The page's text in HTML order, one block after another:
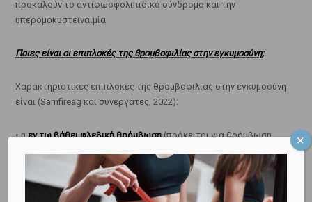
προκαλούν το αντιφωσφολιπιδικό σύνδρομο και την
υπερομοκυστεϊναιμία
Ποιες είναι οι επιπλοκές της θρομβοφιλίας στην εγκυμοσύνη;
Χαρακτηριστικές επιπλοκές της θρομβοφιλίας στην εγκυμοσύνη
είναι (Samfireag και συνεργάτες, 2022):
• ηεν τω βάθει φλεβική θρόμβωση(πρόκειται για θρόμβωση
«βαθιά» κάτω από τους μυς). Ο κίνδυνος φλεβικής θρόμβωσης
είναι 5 φορές υψηλότερος μεταξύ των εγκύων, αλλά παραμένει
υψηλός και μετά τον τοκετό, οπότε και φθάνει στο